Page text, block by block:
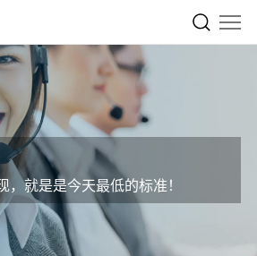
就是是今天最低的标准！